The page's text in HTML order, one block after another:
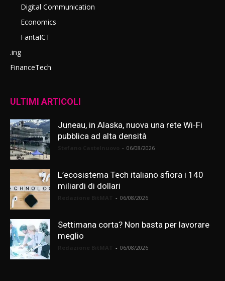
Digital Communication
Economics
FantaICT
.ing
FinanceTech
ULTIMI ARTICOLI
Juneau, in Alaska, nuova una rete Wi-Fi
pubblica ad alta densità
- 06/08/2026
L’ecosistema Tech italiano sfiora i 140
miliardi di dollari
- 06/08/2026
Settimana corta? Non basta per lavorare
meglio
- 06/08/2026